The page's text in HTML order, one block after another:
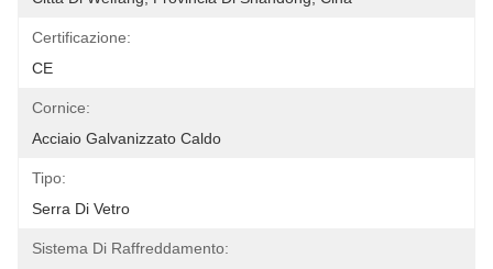
Certificazione:
CE
Cornice:
Acciaio Galvanizzato Caldo
Tipo:
Serra Di Vetro
Sistema Di Raffreddamento: